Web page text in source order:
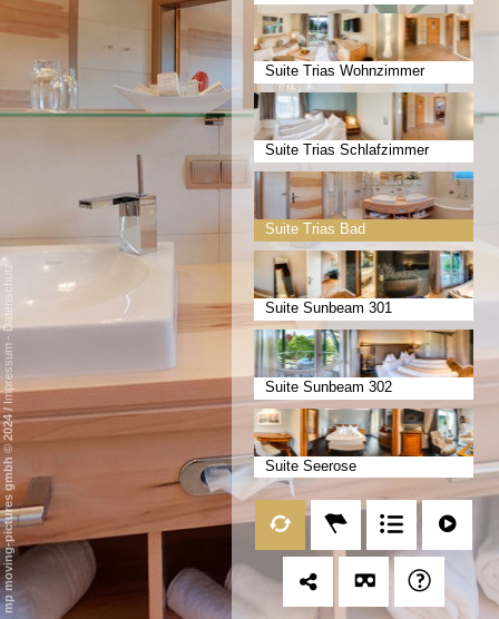
Suite Trias Wohnzimmer
Suite Trias Schlafzimmer
Suite Trias Bad
Suite Sunbeam 301
Suite Sunbeam 302
Suite Seerose
mp moving-pictures gmbh © 2024
/
Impressum
-
Datenschutz